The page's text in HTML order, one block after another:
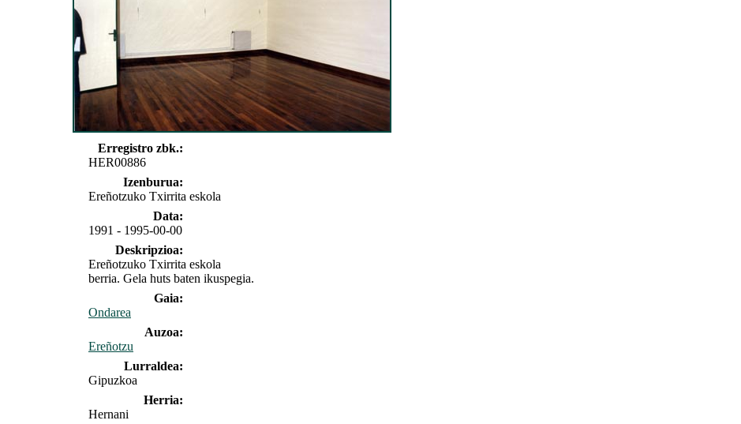
Erregistro zbk.:
HER00886
Izenburua:
Ereñotzuko Txirrita eskola
Data:
1991 - 1995-00-00
Deskripzioa:
Ereñotzuko Txirrita eskola
berria. Gela huts baten ikuspegia.
Gaia:
Ondarea
Auzoa:
Ereñotzu
Lurraldea:
Gipuzkoa
Herria:
Hernani